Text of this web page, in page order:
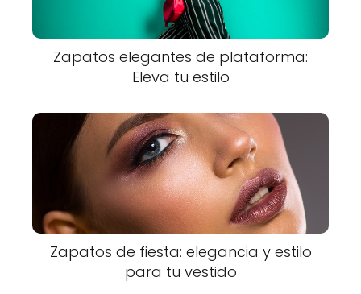
Zapatos elegantes de plataforma:
Eleva tu estilo
Zapatos de fiesta: elegancia y estilo
para tu vestido